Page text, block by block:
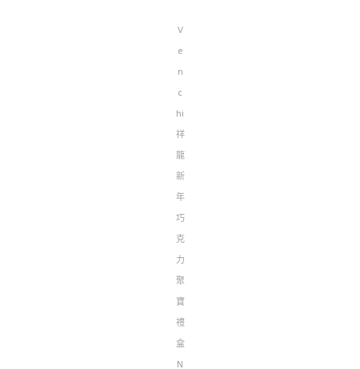
V
e
n
c
hi
祥
龍
新
年
巧
克
力
聚
寶
禮
盒
N